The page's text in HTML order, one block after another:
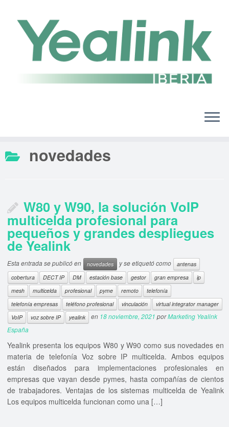
contenido
novedades
W80 y W90, la solución VoIP
multicelda profesional para
pequeños y grandes despliegues
de Yealink
Esta entrada se publicó en novedades y se etiquetó como
antenas
cobertura
DECT IP DM estación base gestor gran empresa
ip
mesh
multicelda profesional pyme remoto
telefonía
telefonía empresas
teléfono profesional vinculación
virtual integrator manager
VoIP
voz sobre IP yealink en 18 noviembre, 2021 porMarketing Yealink
España
Yealink presenta los equipos W80 y W90 como sus novedades en
materia de telefonía Voz sobre IP multicelda. Ambos equipos
están diseñados para implementaciones profesionales en
empresas que vayan desde pymes, hasta compañías de cientos
de trabajadores. Ventajas de los sistemas multicelda de Yealink
Los equipos multicelda funcionan como una […]